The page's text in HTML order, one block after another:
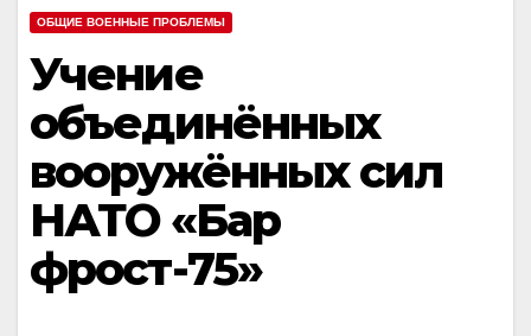
ОБЩИЕ ВОЕННЫЕ ПРОБЛЕМЫ
Учение
объединённых
вооружённых сил
НАТО «Бар
фрост-75»